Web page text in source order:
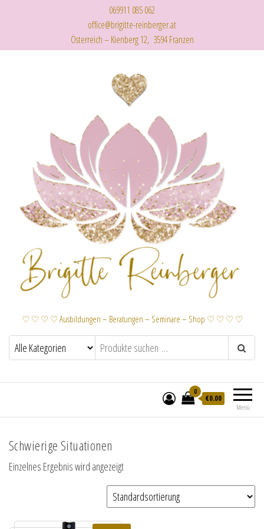
069911 085 062
office@brigitte-reinberger.at
Österreich – Kienberg 12, 3594 Franzen
♡ ♡ ♡ ♡ Ausbildungen – Beratungen – Seminare – Shop ♡ ♡ ♡ ♡
Menü
0
€0.00
Schwierige Situationen
Einzelnes Ergebnis wird angezeigt